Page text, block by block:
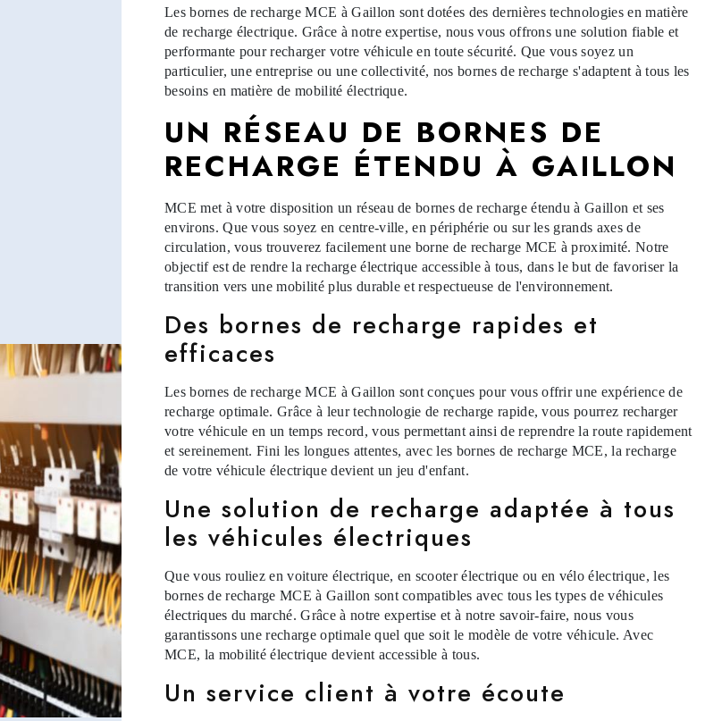
Les bornes de recharge MCE à Gaillon sont dotées des dernières technologies en matière
de recharge électrique. Grâce à notre expertise, nous vous offrons une solution fiable et
performante pour recharger votre véhicule en toute sécurité. Que vous soyez un
particulier, une entreprise ou une collectivité, nos bornes de recharge s'adaptent à tous les
besoins en matière de mobilité électrique.
UN RÉSEAU DE BORNES DE
RECHARGE ÉTENDU À GAILLON
MCE met à votre disposition un réseau de bornes de recharge étendu à Gaillon et ses
environs. Que vous soyez en centre-ville, en périphérie ou sur les grands axes de
circulation, vous trouverez facilement une borne de recharge MCE à proximité. Notre
objectif est de rendre la recharge électrique accessible à tous, dans le but de favoriser la
transition vers une mobilité plus durable et respectueuse de l'environnement.
Des bornes de recharge rapides et
efficaces
Les bornes de recharge MCE à Gaillon sont conçues pour vous offrir une expérience de
recharge optimale. Grâce à leur technologie de recharge rapide, vous pourrez recharger
votre véhicule en un temps record, vous permettant ainsi de reprendre la route rapidement
et sereinement. Fini les longues attentes, avec les bornes de recharge MCE, la recharge
de votre véhicule électrique devient un jeu d'enfant.
Une solution de recharge adaptée à tous
les véhicules électriques
Que vous rouliez en voiture électrique, en scooter électrique ou en vélo électrique, les
bornes de recharge MCE à Gaillon sont compatibles avec tous les types de véhicules
électriques du marché. Grâce à notre expertise et à notre savoir-faire, nous vous
garantissons une recharge optimale quel que soit le modèle de votre véhicule. Avec
MCE, la mobilité électrique devient accessible à tous.
Un service client à votre écoute